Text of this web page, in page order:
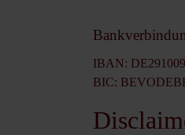
IBAN:
BIC: